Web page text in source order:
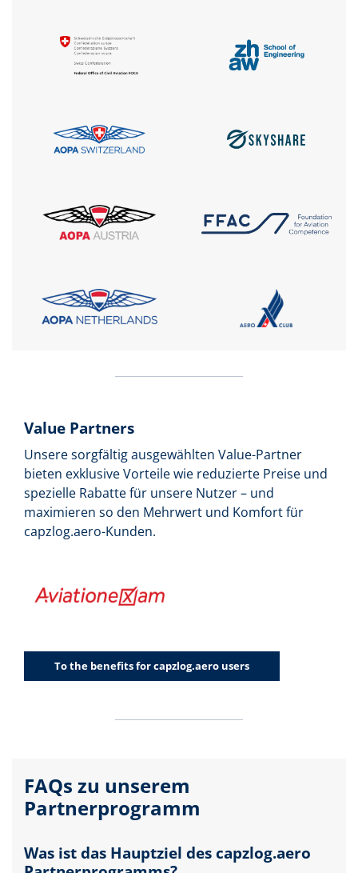
Value Partners
Unsere sorgfältig ausgewählten Value-Partner
bieten exklusive Vorteile wie reduzierte Preise und
spezielle Rabatte für unsere Nutzer – und
maximieren so den Mehrwert und Komfort für
capzlog.aero-Kunden.
To the benefits for capzlog.aero users
FAQs zu unserem
Partnerprogramm
Was ist das Hauptziel des capzlog.aero